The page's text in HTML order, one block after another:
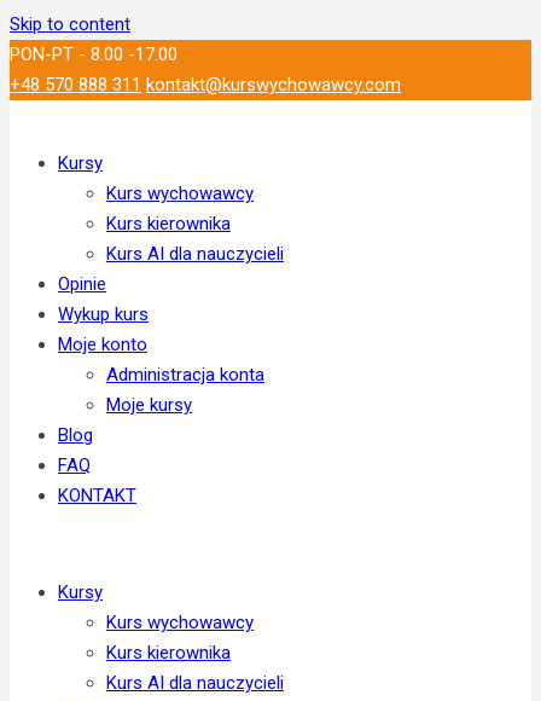
Skip to content
PON-PT - 8.00 -17.00
+48 570 888 311 kontakt@kurswychowawcy.com
Kursy
Kurs wychowawcy
Kurs kierownika
Kurs AI dla nauczycieli
Opinie
Wykup kurs
Moje konto
Administracja konta
Moje kursy
Blog
FAQ
KONTAKT
Kursy
Kurs wychowawcy
Kurs kierownika
Kurs AI dla nauczycieli